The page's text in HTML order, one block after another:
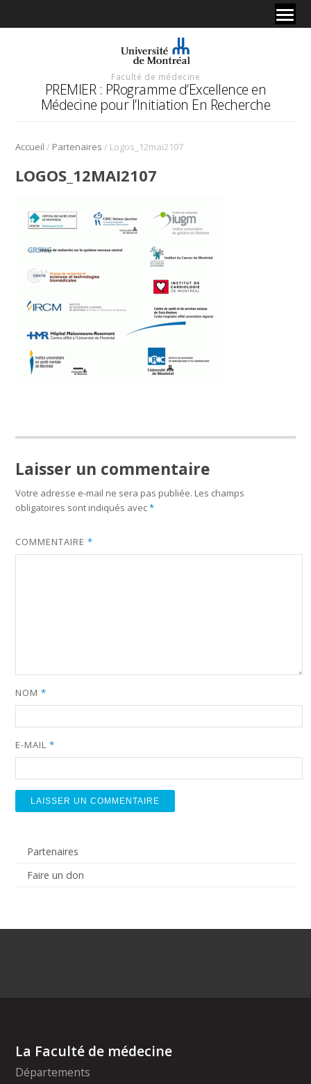
Faculté de médecine
PREMIER : PRogramme d’Excellence en
Médecine pour l’Initiation En Recherche
Accueil / Partenaires / Logos_12mai2107
Partenaires
Faire un don
LOGOS_12MAI2107
Laisser un commentaire
Votre adresse e-mail ne sera pas publiée. Les champs
obligatoires sont indiqués avec*
COMMENTAIRE*
NOM*
E-MAIL*
La Faculté de médecine
Départements